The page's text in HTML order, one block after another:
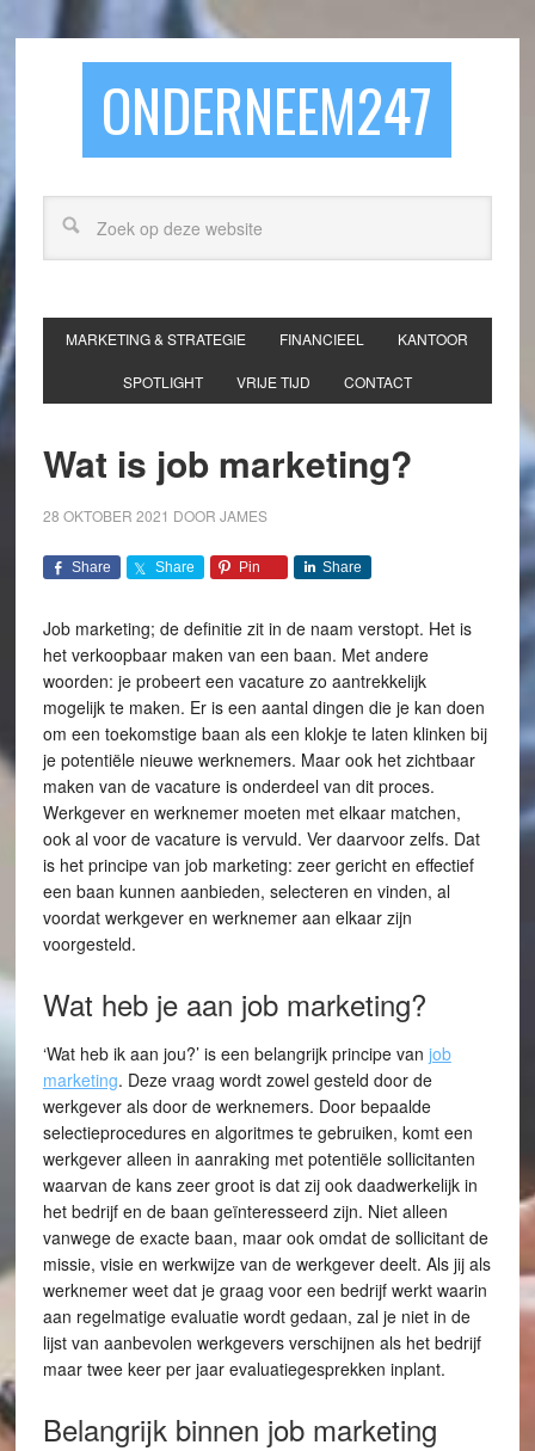
ONDERNEEM247
MARKETING & STRATEGIE FINANCIEEL KANTOOR
SPOTLIGHT VRIJE TIJD CONTACT
Wat is job marketing?
28 OKTOBER 2021 DOOR JAMES
Share Share Pin Share
Job marketing; de definitie zit in de naam verstopt. Het is
het verkoopbaar maken van een baan. Met andere
woorden: je probeert een vacature zo aantrekkelijk
mogelijk te maken. Er is een aantal dingen die je kan doen
om een toekomstige baan als een klokje te laten klinken bij
je potentiële nieuwe werknemers. Maar ook het zichtbaar
maken van de vacature is onderdeel van dit proces.
Werkgever en werknemer moeten met elkaar matchen,
ook al voor de vacature is vervuld. Ver daarvoor zelfs. Dat
is het principe van job marketing: zeer gericht en effectief
een baan kunnen aanbieden, selecteren en vinden, al
voordat werkgever en werknemer aan elkaar zijn
voorgesteld.
Wat heb je aan job marketing?
‘Wat heb ik aan jou?’ is een belangrijk principe van job
marketing. Deze vraag wordt zowel gesteld door de
werkgever als door de werknemers. Door bepaalde
selectieprocedures en algoritmes te gebruiken, komt een
werkgever alleen in aanraking met potentiële sollicitanten
waarvan de kans zeer groot is dat zij ook daadwerkelijk in
het bedrijf en de baan geïnteresseerd zijn. Niet alleen
vanwege de exacte baan, maar ook omdat de sollicitant de
missie, visie en werkwijze van de werkgever deelt. Als jij als
werknemer weet dat je graag voor een bedrijf werkt waarin
aan regelmatige evaluatie wordt gedaan, zal je niet in de
lijst van aanbevolen werkgevers verschijnen als het bedrijf
maar twee keer per jaar evaluatiegesprekken inplant.
Belangrijk binnen job marketing